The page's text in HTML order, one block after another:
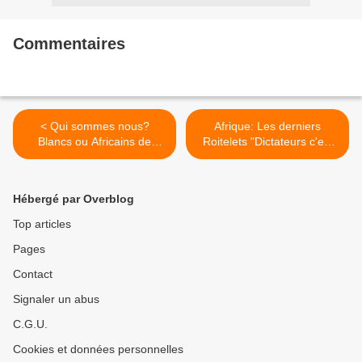
Commentaires
< Qui sommes nous?
Blancs ou Africains de
tradition
Afrique: Les derniers
Roitelets "Dictateurs c'est
selon" >
Hébergé par Overblog
Top articles
Pages
Contact
Signaler un abus
C.G.U.
Cookies et données personnelles